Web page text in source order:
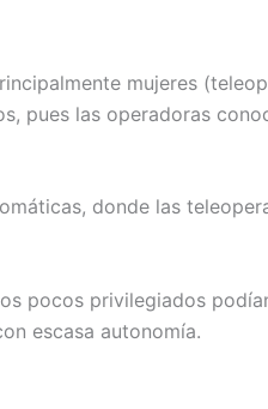
mujeres
pues las operadoras
donde las
pocos privilegiados
escasa autonomía.